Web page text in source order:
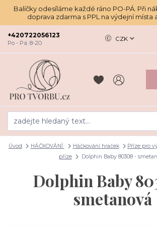
Balíčky odesíláme každé ráno PO-PÁ. Při
doprava zdarma s PPL na výdejní místa
CZK
+420722056123
Po - Pá: 8-20
Úvod HÁČKOVÁNÍ Háčkování hraček Příze pro
příze
Dolphin Baby 80308 -
Dolphin Baby
smetanová